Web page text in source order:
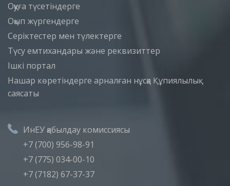
Оқуға түсетіндерге
Оқып жүргендерге
Серіктестер мен түлектерге
Түсу емтихандары және реквизиттер
Iшкi портал
Нашар көретіндерге арналған нұсқа Құпиялылық
саясаты
ИнЕУ қабылдау комиссиясы
+7 (700) 956-98-91
+7 (775) 034-00-10
+7 (7182) 67-37-37